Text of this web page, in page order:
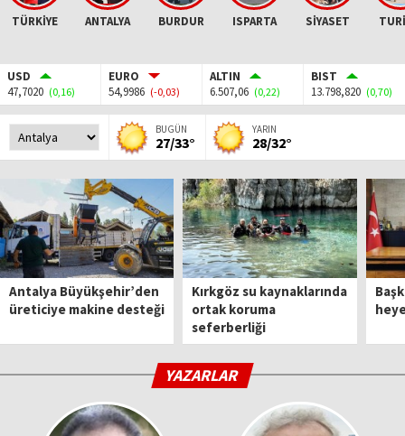
TÜRKİYE ANTALYA BURDUR ISPARTA SİYASET
USD
47,7020 (0,16)
EURO
54,9986 (-0,03)
ALTIN
6.507,06 (0,22)
BIST
13.798,820 (0,70)
BUGÜN
27/33°
YARIN
28/32°
Antalya Büyükşehir’den
üreticiye makine desteği
Kırkgöz su kaynaklarında
ortak koruma
seferberliği
YAZARLAR